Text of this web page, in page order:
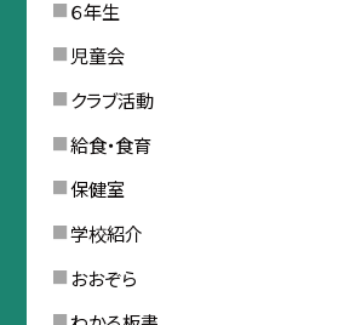
６年生
児童会
クラブ活動
給食・食育
保健室
学校紹介
おおぞら